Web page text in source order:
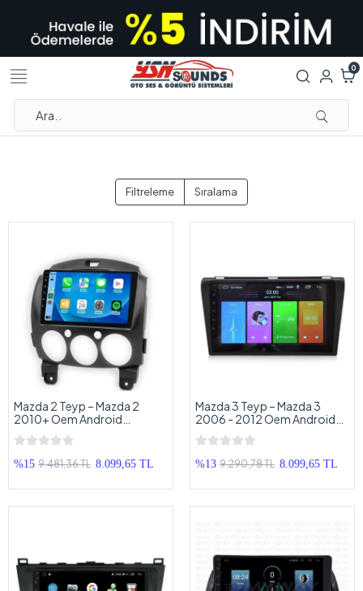
0
Filtreleme Sıralama
Mazda 2 Teyp – Mazda 2
2010+ Oem Android
Multimedya – Mazda 2
Android Double Teyp
%15 9.481,36 TL 8.099,65 TL
Mazda 3 Teyp – Mazda 3
2006 - 2012 Oem Android
Multimedya – Mazda 3
Android Double Teyp
%13 9.290,78 TL 8.099,65 TL